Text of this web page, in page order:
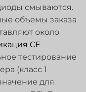
смываются.
объемы заказа
около
CE
тестирование
(класс 1
для